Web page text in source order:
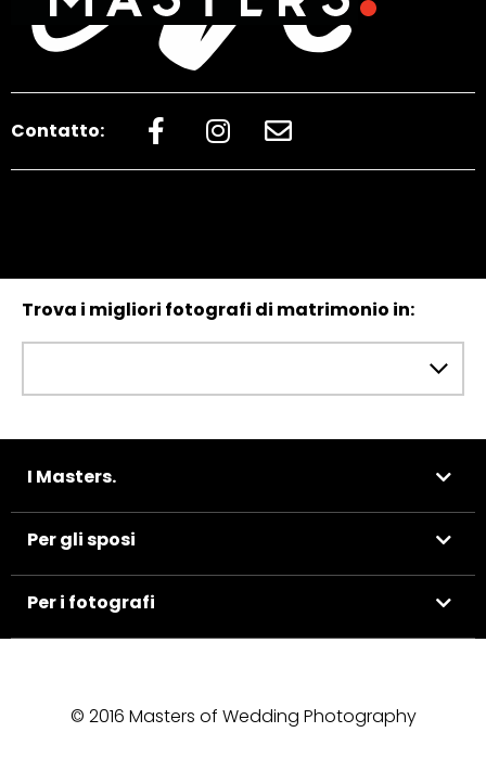
Contatto:
Trova i migliori fotografi di matrimonio in:
I Masters.
Per gli sposi
Per i fotografi
© 2016 Masters of Wedding Photography